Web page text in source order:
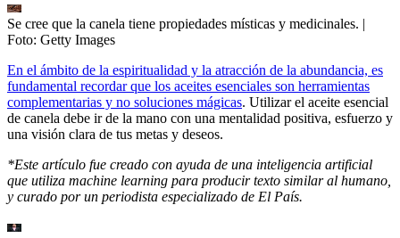
Se cree que la canela tiene propiedades místicas y medicinales. |
Foto: Getty Images
En el ámbito de la espiritualidad y la atracción de la abundancia, es
fundamental recordar que los aceites esenciales son herramientas
complementarias y no soluciones mágicas. Utilizar el aceite esencial
de canela debe ir de la mano con una mentalidad positiva, esfuerzo y
una visión clara de tus metas y deseos.
*Este artículo fue creado con ayuda de una inteligencia artificial
que utiliza machine learning para producir texto similar al humano,
y curado por un periodista especializado de El País.